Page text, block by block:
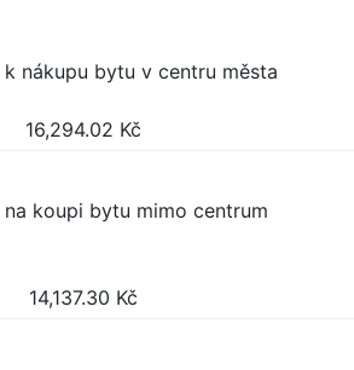
k nákupu bytu v centru města
16,294.02 Kč
na koupi bytu mimo centrum
14,137.30 Kč